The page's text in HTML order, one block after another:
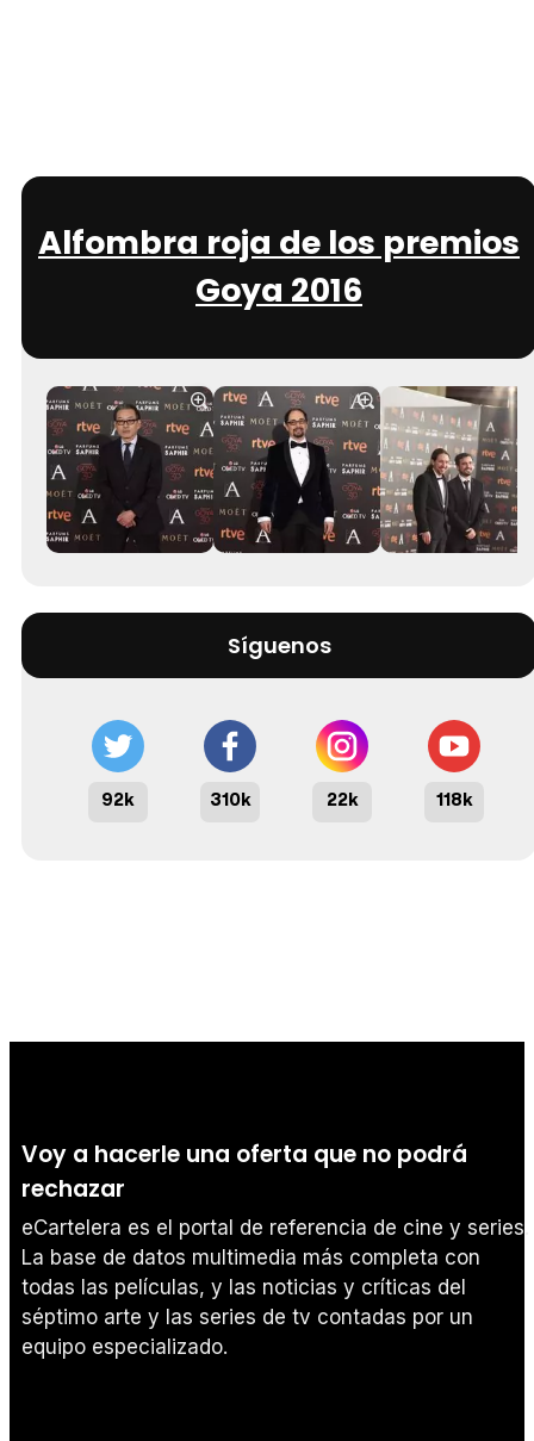
Alfombra roja de los premios
Goya 2016
Síguenos
92k 310k 22k 118k
Voy a hacerle una oferta que no podrá
rechazar
eCartelera es el portal de referencia de cine y series.
La base de datos multimedia más completa con
todas las películas, y las noticias y críticas del
séptimo arte y las series de tv contadas por un
equipo especializado.